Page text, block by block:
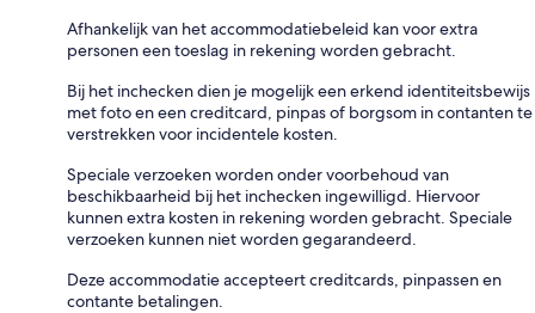
Afhankelijk van het accommodatiebeleid kan voor extra
personen een toeslag in rekening worden gebracht.
Bij het inchecken dien je mogelijk een erkend identiteitsbewijs
met foto en een creditcard, pinpas of borgsom in contanten te
verstrekken voor incidentele kosten.
Speciale verzoeken worden onder voorbehoud van
beschikbaarheid bij het inchecken ingewilligd. Hiervoor
kunnen extra kosten in rekening worden gebracht. Speciale
verzoeken kunnen niet worden gegarandeerd.
Deze accommodatie accepteert creditcards, pinpassen en
contante betalingen.